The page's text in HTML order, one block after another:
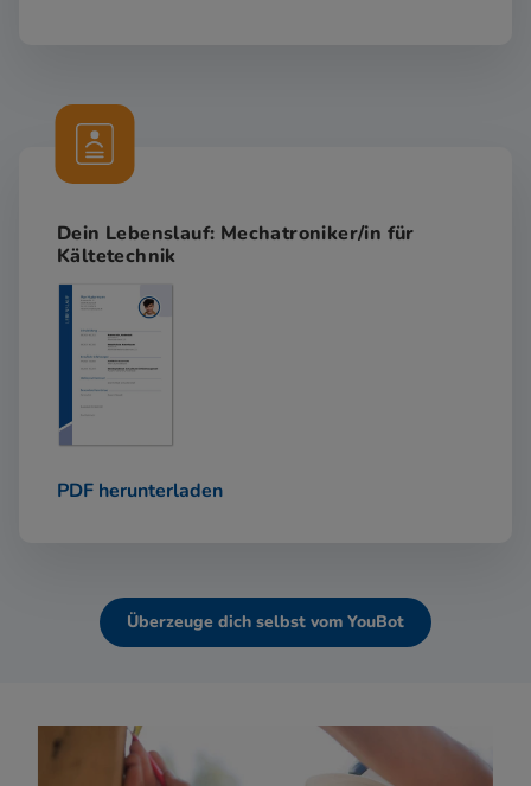
Dein Lebenslauf: Mechatroniker/in für
Kältetechnik
PDF herunterladen
Überzeuge dich selbst vom YouBot